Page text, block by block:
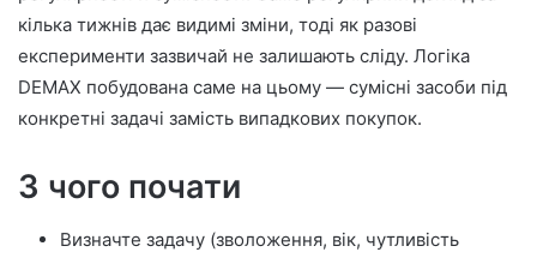
кілька тижнів дає видимі зміни, тоді як разові
експерименти зазвичай не залишають сліду. Логіка
DEMAX побудована саме на цьому — сумісні засоби під
конкретні задачі замість випадкових покупок.
З чого почати
Визначте задачу (зволоження, вік, чутливість